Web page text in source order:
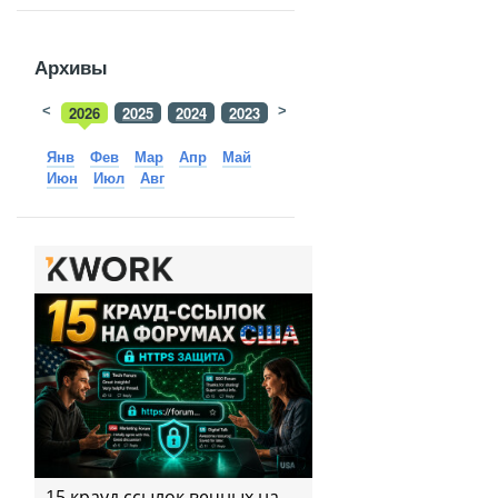
Архивы
2026 2025 2024 2023 2022
< >
Янв Фев Мар Апр
Май
Июн
Июл Авг